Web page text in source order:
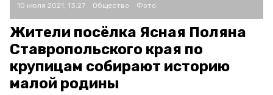
10 июля 2021, 13:27 Общество Фото:
Жители посёлка Ясная Поляна
Ставропольского края по
крупицам собирают историю
малой родины